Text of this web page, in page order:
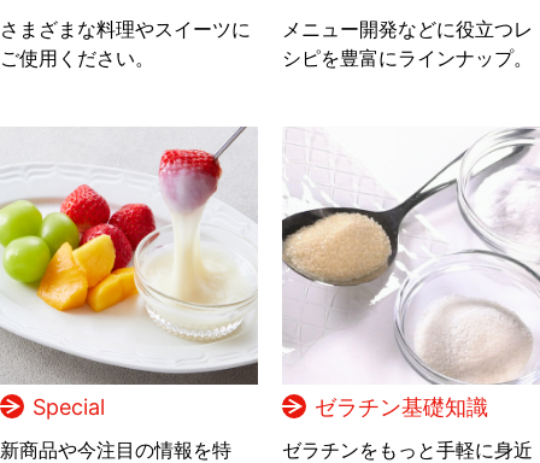
さまざまな料理やスイーツに
ご使用ください。
メニュー開発などに役立つレ
シピを豊富にラインナップ。
Special
新商品や今注目の情報を特
ゼラチン基礎知識
ゼラチンをもっと手軽に身近